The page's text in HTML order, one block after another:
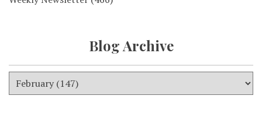
Blog Archive